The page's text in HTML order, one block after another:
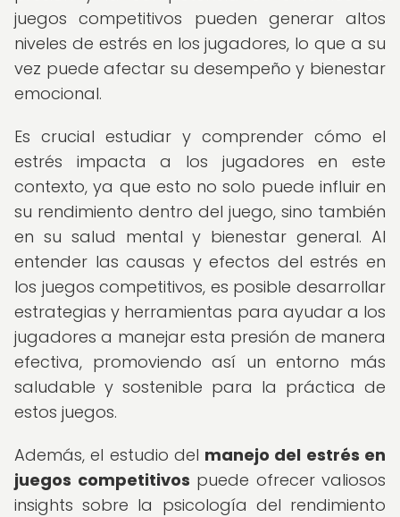
juegos competitivos pueden generar altos
niveles de estrés en los jugadores, lo que a su
vez puede afectar su desempeño y bienestar
emocional.
Es crucial estudiar y comprender cómo el
estrés impacta a los jugadores en este
contexto, ya que esto no solo puede influir en
su rendimiento dentro del juego, sino también
en su salud mental y bienestar general. Al
entender las causas y efectos del estrés en
los juegos competitivos, es posible desarrollar
estrategias y herramientas para ayudar a los
jugadores a manejar esta presión de manera
efectiva, promoviendo así un entorno más
saludable y sostenible para la práctica de
estos juegos.
Además, el estudio del manejo del estrés en
juegos competitivos puede ofrecer valiosos
insights sobre la psicología del rendimiento